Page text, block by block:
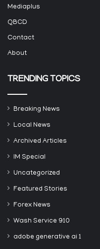
Mediaplus
QBCD
Contact
About
TRENDING TOPICS
Breaking News
Local News
Archived Articles
IM Special
Uncategorized
Featured Stories
Forex News
Wash Service 910
adobe generative ai 1